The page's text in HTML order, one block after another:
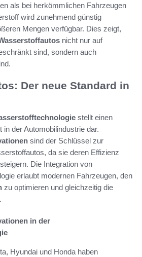
als bei herkömmlichen Fahrzeugen
wird zunehmend günstig
Mengen verfügbar. Dies zeigt,
nicht nur auf
sind, sondern auch
Der neue Standard in
stellt einen
in der Automobilindustrie dar.
sind der Schlüssel zur
da sie deren Effizienz
Die Integration von
erlaubt modernen Fahrzeugen, den
zu optimieren und gleichzeitig die
in der
Hyundai und Honda haben